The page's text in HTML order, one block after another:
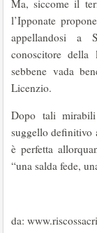
Ma, siccome il
l’Ipponate
appellandosi a
conoscitore della
sebbene vada
Licenzio.
Dopo tali
suggello definitivo
è perfetta
“una salda fede,
da: